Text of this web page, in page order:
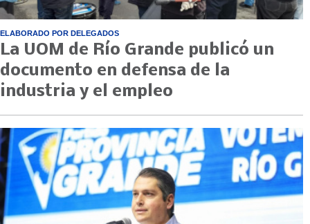
ELABORADO POR DELEGADOS
La UOM de Río Grande publicó un
documento en defensa de la
industria y el empleo